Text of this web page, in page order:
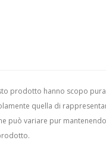
prodotto hanno scopo
quella di
può variare pur